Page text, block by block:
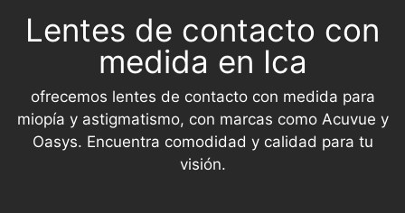
Lentes de contacto con
medida en Ica
ofrecemos lentes de contacto con medida para
miopía y astigmatismo, con marcas como Acuvue y
Oasys. Encuentra comodidad y calidad para tu
visión.